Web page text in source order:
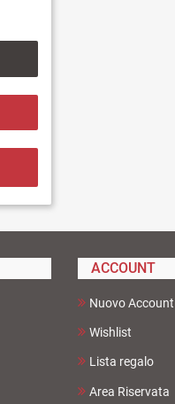
ACCOUNT
Nuovo Account
Wishlist
Lista regalo
Area Riservata